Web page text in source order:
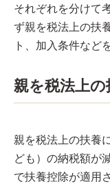
それぞれを分けて
ず親を税法上の扶
ト、加入条件など
親を税法上
親を税法上の扶養
ども）の納税額が
で扶養控除が適用